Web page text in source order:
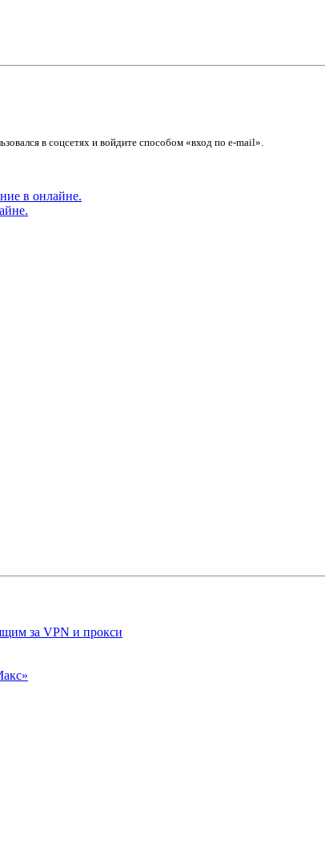
в соцсетях и войдите способом «вход по e-mail».
за VPN и прокси